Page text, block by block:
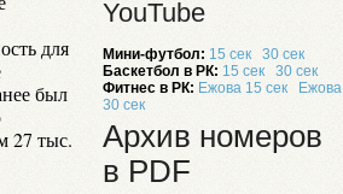
для
был
27 тыс.
YouTube
Мини-футбол: 15 сек
30 сек
Баскетбол в РК: 15 сек
30 сек
Фитнес в РК: Ежова 15 сек
Ежова
30 сек
Архив номеров
в PDF